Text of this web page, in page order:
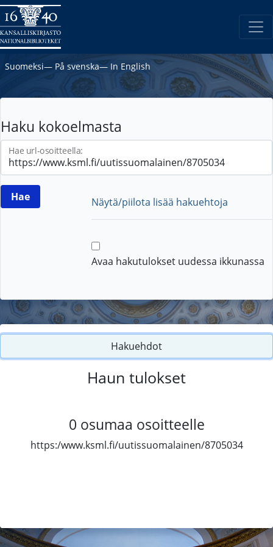
Suomeksi― På svenska― In English
Haku kokoelmasta
Hae url-osoitteella:
Näytä/piilota lisää hakuehtoja
Avaa hakutulokset uudessa ikkunassa
Hakuehdot
Haun tulokset
0 osumaa osoitteelle
https:/www.ksml.fi/uutissuomalainen/8705034